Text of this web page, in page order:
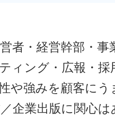
者・経営幹部・事
ィング・広報・採
や強みを顧客に
企業出版に関心